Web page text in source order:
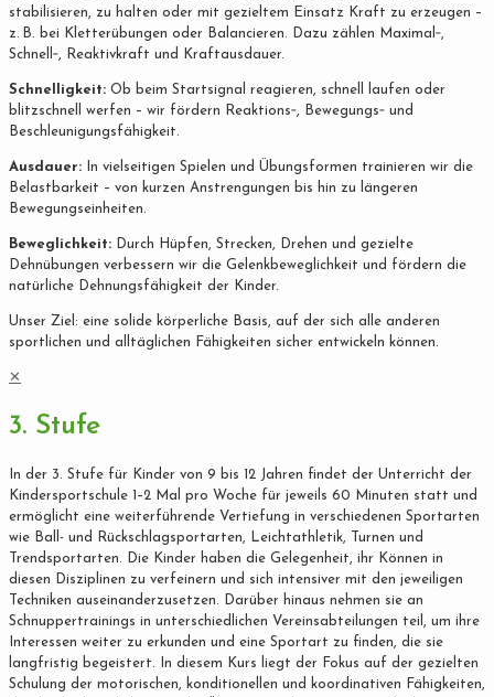
stabilisieren, zu halten oder mit gezieltem Einsatz Kraft zu erzeugen –
z. B. bei Kletterübungen oder Balancieren. Dazu zählen Maximal‐,
Schnell‐, Reaktivkraft und Kraftausdauer.
Schnelligkeit: Ob beim Startsignal reagieren, schnell laufen oder
blitzschnell werfen – wir fördern Reaktions‐, Bewegungs‐ und
Beschleunigungsfähigkeit.
Ausdauer: In vielseitigen Spielen und Übungsformen trainieren wir die
Belastbarkeit – von kurzen Anstrengungen bis hin zu längeren
Bewegungseinheiten.
Beweglichkeit: Durch Hüpfen, Strecken, Drehen und gezielte
Dehnübungen verbessern wir die Gelenkbeweglichkeit und fördern die
natürliche Dehnungsfähigkeit der Kinder.
Unser Ziel: eine solide körperliche Basis, auf der sich alle anderen
sportlichen und alltäglichen Fähigkeiten sicher entwickeln können.
✕
3. Stufe
In der 3. Stufe für Kinder von 9 bis 12 Jahren findet der Unterricht der
Kindersportschule 1–2 Mal pro Woche für jeweils 60 Minuten statt und
ermöglicht eine weiterführende Vertiefung in verschiedenen Sportarten
wie Ball- und Rückschlagsportarten, Leichtathletik, Turnen und
Trendsportarten. Die Kinder haben die Gelegenheit, ihr Können in
diesen Disziplinen zu verfeinern und sich intensiver mit den jeweiligen
Techniken auseinanderzusetzen. Darüber hinaus nehmen sie an
Schnuppertrainings in unterschiedlichen Vereinsabteilungen teil, um ihre
Interessen weiter zu erkunden und eine Sportart zu finden, die sie
langfristig begeistert. In diesem Kurs liegt der Fokus auf der gezielten
Schulung der motorischen, konditionellen und koordinativen Fähigkeiten,